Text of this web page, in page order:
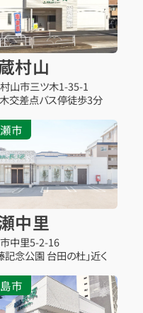
村山
山市三ツ木1-35-1
交差点バス停徒歩3分
市
中里
中里5-2-16
記念公園 台田の杜」近く
市